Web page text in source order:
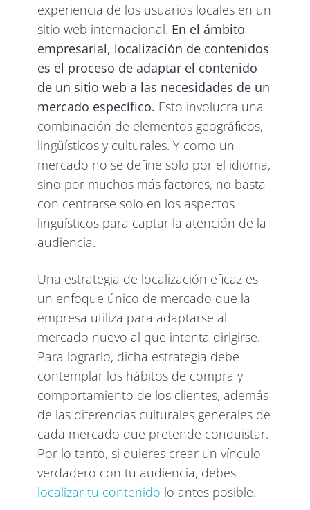
experiencia de los usuarios locales en un
sitio web internacional. En el ámbito
empresarial, localización de contenidos
es el proceso de adaptar el contenido
de un sitio web a las necesidades de un
mercado específico. Esto involucra una
combinación de elementos geográficos,
lingüísticos y culturales. Y como un
mercado no se define solo por el idioma,
sino por muchos más factores, no basta
con centrarse solo en los aspectos
lingüísticos para captar la atención de la
audiencia.
Una estrategia de localización eficaz es
un enfoque único de mercado que la
empresa utiliza para adaptarse al
mercado nuevo al que intenta dirigirse.
Para lograrlo, dicha estrategia debe
contemplar los hábitos de compra y
comportamiento de los clientes, además
de las diferencias culturales generales de
cada mercado que pretende conquistar.
Por lo tanto, si quieres crear un vínculo
verdadero con tu audiencia, debes
localizar tu contenido lo antes posible.